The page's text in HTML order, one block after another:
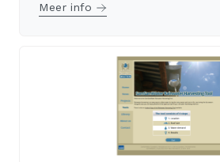
Meer info